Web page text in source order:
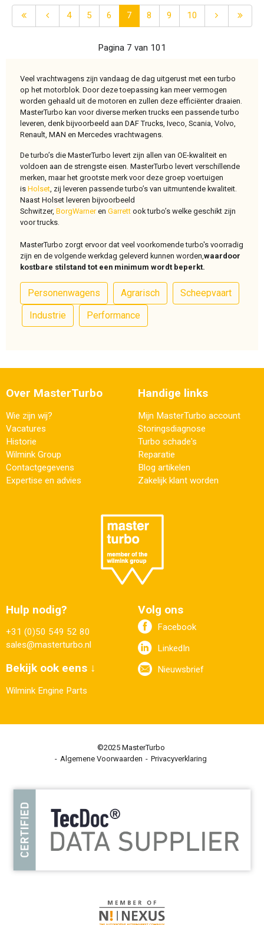
4 5 6 7 8 9 10
Pagina 7 van 101
Veel vrachtwagens zijn vandaag de dag uitgerust met een turbo
op het motorblok. Door deze toepassing kan meer vermogen
worden gehaald uit de motoren en zullen deze efficiënter draaien.
MasterTurbo kan voor diverse merken trucks een passende turbo
leveren, denk bijvoorbeeld aan DAF Trucks, Iveco, Scania, Volvo,
Renault, MAN en Mercedes vrachtwagens.
De turbo’s die MasterTurbo levert zijn allen van OE-kwaliteit en
voldoen aan de strengste eisen. MasterTurbo levert verschillende
merken, maar het grootste merk voor deze groep voertuigen
is Holset, zij leveren passende turbo’s van uitmuntende kwaliteit.
Naast Holset leveren bijvoorbeeld
Schwitzer, BorgWarneren Garrett ook turbo’s welke geschikt zijn
voor trucks.
MasterTurbo zorgt ervoor dat veel voorkomende turbo's voorradig
zijn en de volgende werkdag geleverd kunnen worden,waardoor
kostbare stilstand tot een minimum wordt beperkt.
Personenwagens Agrarisch
Scheepvaart
Industrie
Performance
Over MasterTurbo
Wie zijn wij?
Vacatures
Historie
Wilmink Group
Contactgegevens
Expertise en advies
Handige links
Mijn MasterTurbo account
Storingsdiagnose
Turbo schade's
Reparatie
Blog artikelen
Zakelijk klant worden
Hulp nodig?
+31 (0)50 549 52 80
sales@masterturbo.nl
Bekijk ook eens ↓
Wilmink Engine Parts
Volg ons
Facebook
LinkedIn
Nieuwsbrief
©2025 MasterTurbo
Algemene Voorwaarden
Privacyverklaring